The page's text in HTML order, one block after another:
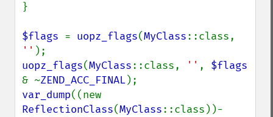
}
$flags = uopz_flags(MyClass
''
uopz_flags(MyClass::class, '' ,
& ~ZEND_ACC_FINAL
var_dump
ReflectionClass(MyClass::class))-